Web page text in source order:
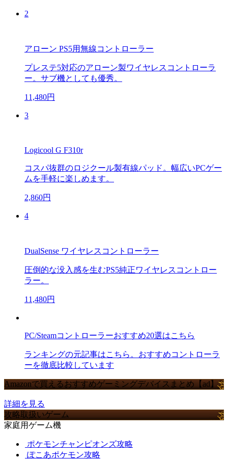
2
アローン PS5用無線コントローラー
プレステ5対応のアローン製ワイヤレスコントローラ
ー。サブ機としても優秀。
11,480円
3
Logicool G F310r
コスパ抜群のロジクール製有線パッド。幅広いPCゲー
ムを手軽に楽しめます。
2,860円
4
DualSense ワイヤレスコントローラー
圧倒的な没入感を生むPS5純正ワイヤレスコントロー
ラー。
11,480円
PC/Steamコントローラーおすすめ20選はこちら
ランキングの元記事はこちら。おすすめコントローラ
ーを徹底比較しています
Amazonで買えるおすすめゲーミングデバイスまとめ【ad】
詳細を見る
攻略取扱いゲーム
家庭用ゲーム機
ポケモンチャンピオンズ攻略
ぽこあポケモン攻略